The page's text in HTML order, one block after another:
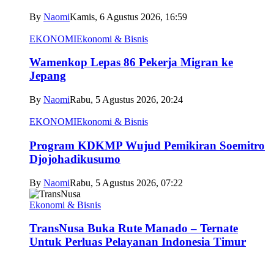
By NaomiKamis, 6 Agustus 2026, 16:59
EKONOMIEkonomi & Bisnis
Wamenkop Lepas 86 Pekerja Migran ke
Jepang
By NaomiRabu, 5 Agustus 2026, 20:24
EKONOMIEkonomi & Bisnis
Program KDKMP Wujud Pemikiran Soemitro
Djojohadikusumo
By NaomiRabu, 5 Agustus 2026, 07:22
Ekonomi & Bisnis
TransNusa Buka Rute Manado – Ternate
Untuk Perluas Pelayanan Indonesia Timur